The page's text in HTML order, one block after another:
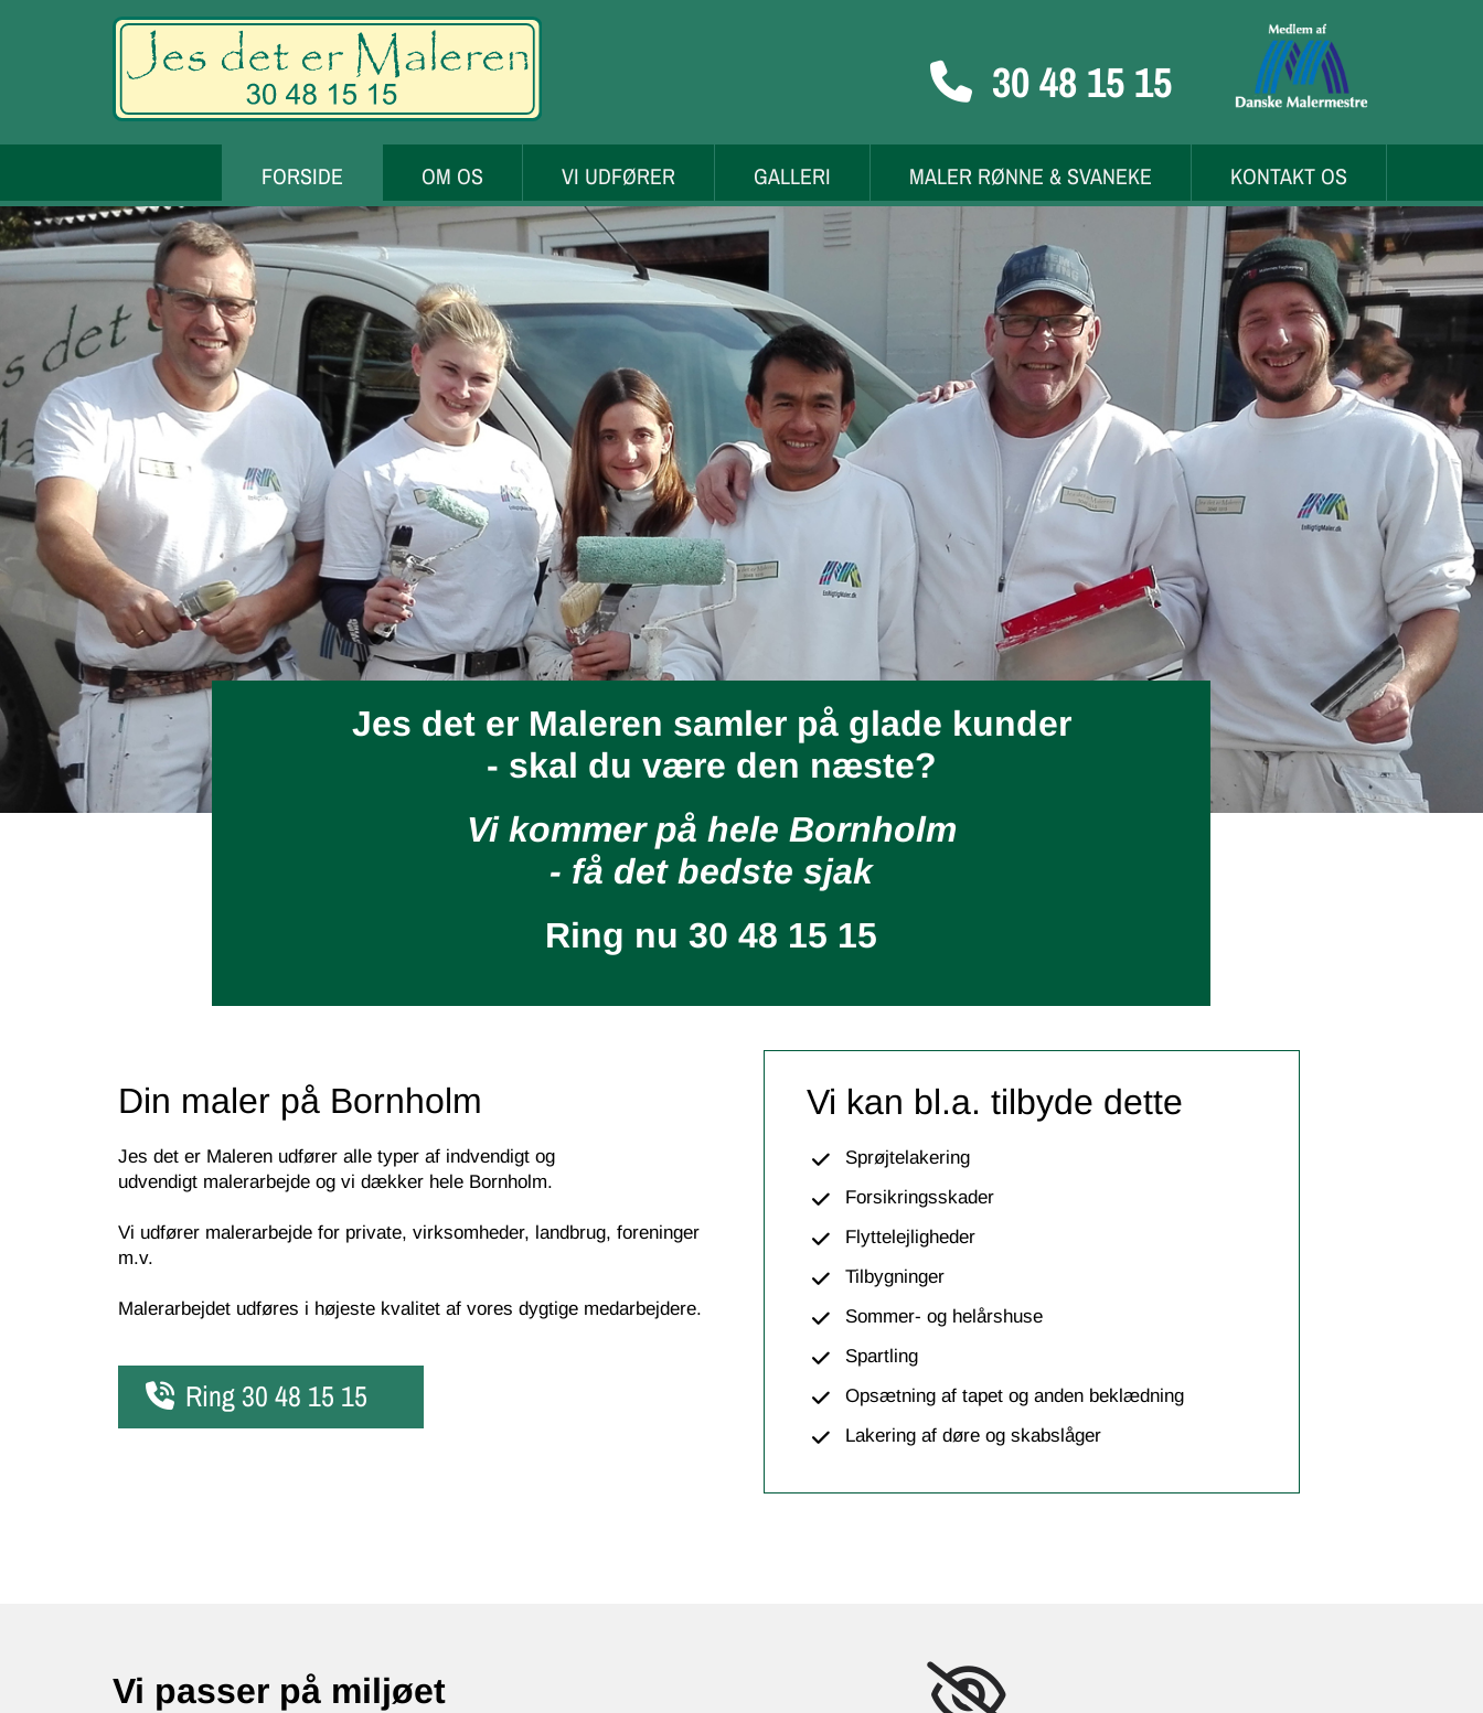
 30 48 15 15
FORSIDE OM OS VI UDFØRER GALLERI MALER RØNNE & SVANEKE KONTAKT OS
Jes det er Maleren samler på glade kunder
- skal du være den næste?
Vi kommer på hele Bornholm
- få det bedste sjak
Ring nu 30 48 15 15
Din maler på Bornholm
Jes det er Maleren udfører alle typer af indvendigt og
udvendigt malerarbejde og vi dækker hele Bornholm.
Vi udfører malerarbejde for private, virksomheder, landbrug, foreninger
m.v.
Malerarbejdet udføres i højeste kvalitet af vores dygtige medarbejdere.
Ring 30 48 15 15
Vi kan bl.a. tilbyde dette
Sprøjtelakering
Forsikringsskader
Flyttelejligheder
Tilbygninger
Sommer- og helårshuse
Spartling
Opsætning af tapet og anden beklædning
Lakering af døre og skabslåger
Vi passer på miljøet